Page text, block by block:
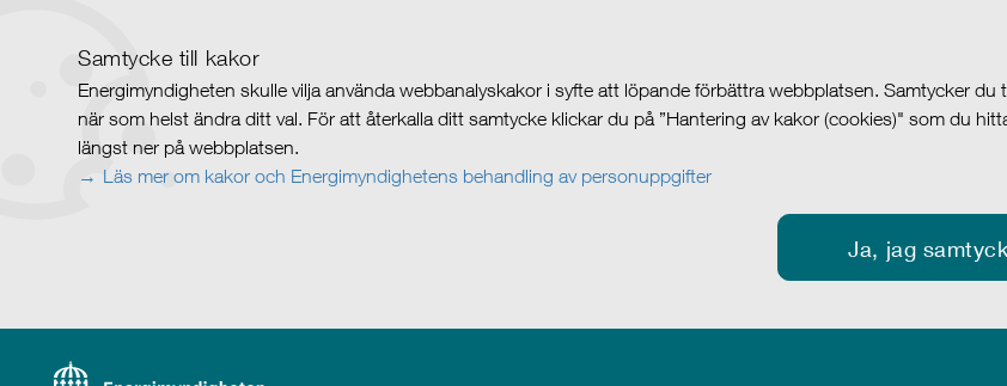
Samtycke till kakor
Energimyndigheten skulle vilja använda webbanalyskakor i syfte att löpande förbättra webbplatsen. Samtycker du
när som helst ändra ditt val. För att återkalla ditt samtycke klickar du på ”Hantering av kakor (cookies)" som du
längst ner på webbplatsen.
Läs mer om kakor och Energimyndighetens behandling av personuppgifter
Ja, jag